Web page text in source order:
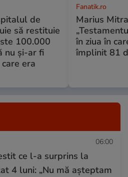
de
să restituie
100.000
nu și-ar fi
era
Fanatik.ro
Marius
în ziua în
împlinit 81
06:00
ce l-a surprins la
4 luni: „Nu mă așteptam